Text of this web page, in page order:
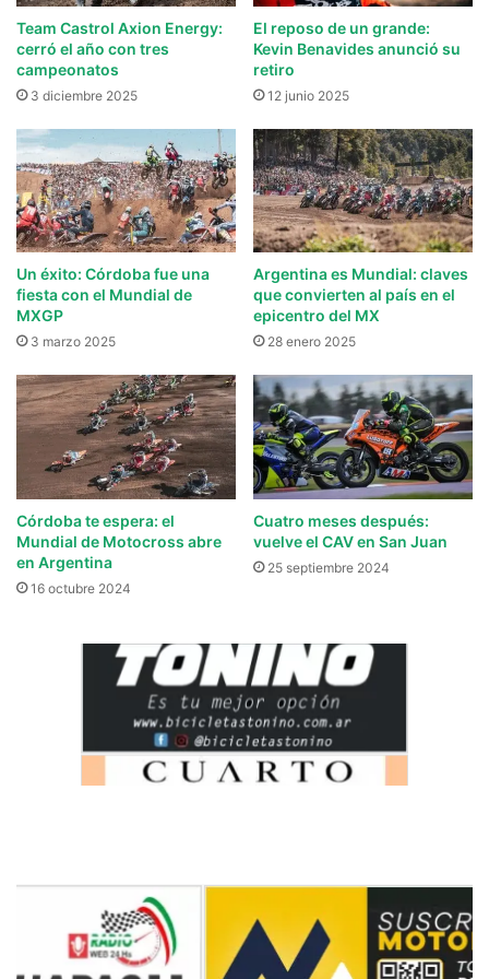
Team Castrol Axion Energy:
cerró el año con tres
campeonatos
3 diciembre 2025
El reposo de un grande:
Kevin Benavides anunció su
retiro
12 junio 2025
Un éxito: Córdoba fue una
fiesta con el Mundial de
MXGP
3 marzo 2025
Argentina es Mundial: claves
que convierten al país en el
epicentro del MX
28 enero 2025
Córdoba te espera: el
Mundial de Motocross abre
en Argentina
16 octubre 2024
Cuatro meses después:
vuelve el CAV en San Juan
25 septiembre 2024